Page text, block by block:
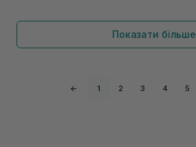
Показати більше
← 1 2 3 4 5